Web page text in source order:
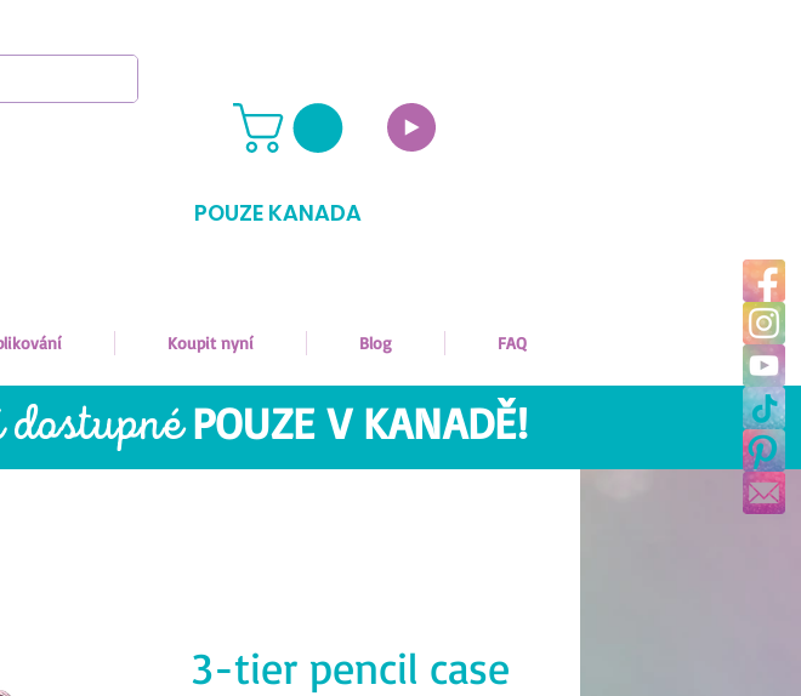
POUZE KANADA
Koupit nyní Blog FAQ
dostupnéPOUZE V KANADĚ!
3-tier pencil case